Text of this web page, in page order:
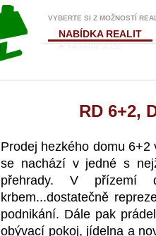
VYBERTE SI Z MOŽNOSTÍ
NABÍDKA REALIT
RD 6+2,
Prodej hezkého domu
se nachází v jedné s
přehrady. V přízemí
krbem...dostatečně
podnikání. Dále pak
obývací pokoj, jídelna a